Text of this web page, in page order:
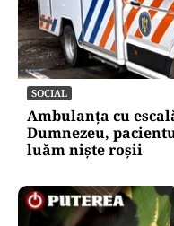
SOCIAL
Ambulanța cu
Dumnezeu,
luăm niște roșii